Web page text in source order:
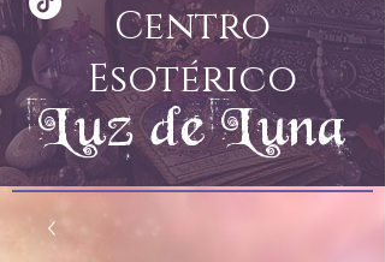
Centro
Esotérico
Luz de Luna